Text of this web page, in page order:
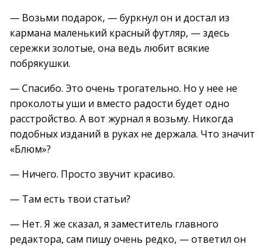
— Возьми подарок, — буркнул он и достал из
кармана маленький красный футляр, — здесь
сережки золотые, она ведь любит всякие
побрякушки.
— Спасибо. Это очень трогательно. Но у нее не
проколоты уши и вместо радости будет одно
расстройство. А вот журнал я возьму. Никогда
подобных изданий в руках не держала. Что значит
«Блюм»?
— Ничего. Просто звучит красиво.
— Там есть твои статьи?
— Нет. Я же сказал, я заместитель главного
редактора, сам пишу очень редко, — ответил он